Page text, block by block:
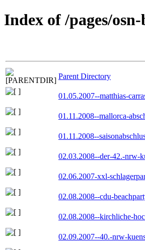
Index of /pages/
Parent Directory
01.05.2007--matthias-
01.11.2008--mallorca-
01.11.2008--
02.03.2008--der-42.-nrw-
02.06.2007-xxl-
02.08.2008--cdu-
02.08.2008--kirchliche-
02.09.2007--40.-nrw-